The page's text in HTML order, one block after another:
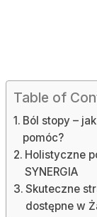
Table of
Ból stopy –
pomóc?
Holistyczne
SYNERGIA
Skuteczne
dostępne w